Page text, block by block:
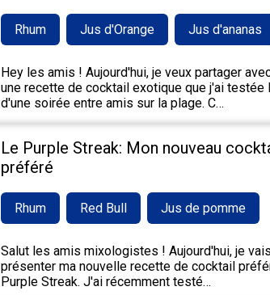
Rhum Jus d'Orange Jus d'ananas
Hey les amis ! Aujourd'hui, je veux partager
une recette de cocktail exotique que j'ai testée
d'une soirée entre amis sur la plage. C…
Le Purple Streak: Mon nouveau
préféré
Rhum Red Bull Jus de pomme
Salut les amis mixologistes ! Aujourd'hui, je
présenter ma nouvelle recette de cocktail
Purple Streak. J'ai récemment testé…